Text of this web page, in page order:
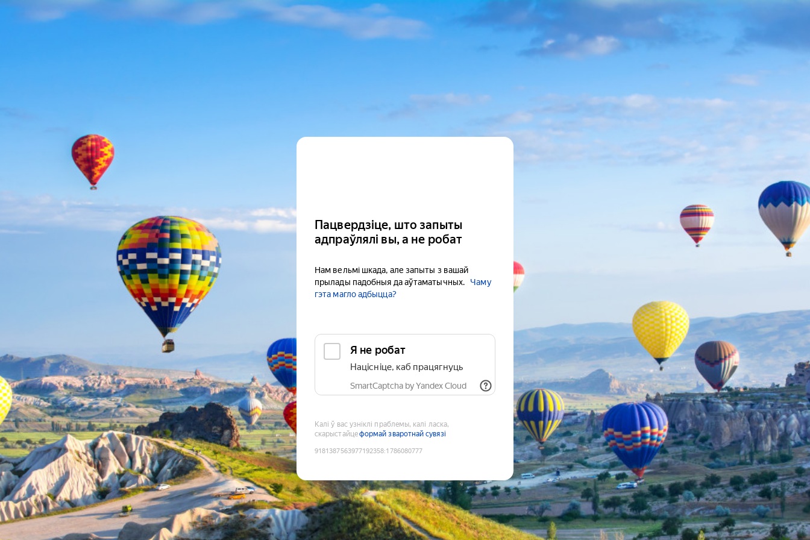
Пацвердзіце, што запыты
адпраўлялі вы, а не робат
Нам вельмі шкада, але запыты з вашай
прылады падобныя да аўтаматычных.
Чаму
гэта магло адбыцца?
Я не робат
Націсніце, каб працягнуць
SmartCaptcha by Yandex Cloud
Калі ў вас узніклі праблемы, калі ласка,
скарыстайцеформай зваротнай сувязі
9181387563977192358:1786080777